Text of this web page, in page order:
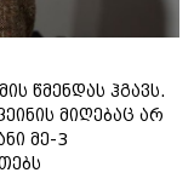
წმენდას ჰგავს.
მიღებაც არ
მე-3